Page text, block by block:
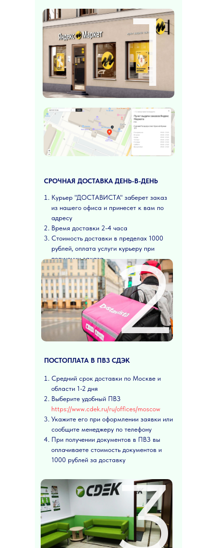
Курьер "ДОСТАВИСТА" заберет заказ
из нашего офиса и принесет к вам по
адресу
Время доставки 2-4 часа
Стоимость доставки в пределах 1000
рублей, оплата услуги курьеру при
получении заказа
СРОЧНАЯ ДОСТАВКА ДЕНЬ-В-ДЕНЬ
ПОСТОПЛАТА В ПВЗ СДЭК
Средний срок доставки по Москве и
области 1-2 дня
Выберите удобный ПВЗ
https://www.cdek.ru/ru/offices/moscow
Укажите его при оформлении заявки или
сообщите менеджеру по телефону
При получении документов в ПВЗ вы
оплачиваете стоимость документов и
1000 рублей за доставку
2
3
1